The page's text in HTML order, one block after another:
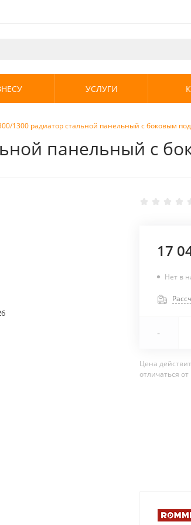
УСЛУГИ
300/1300 радиатор стальной панельный с боковым
панельный с
17
Нет в
-
Цена
отличаться